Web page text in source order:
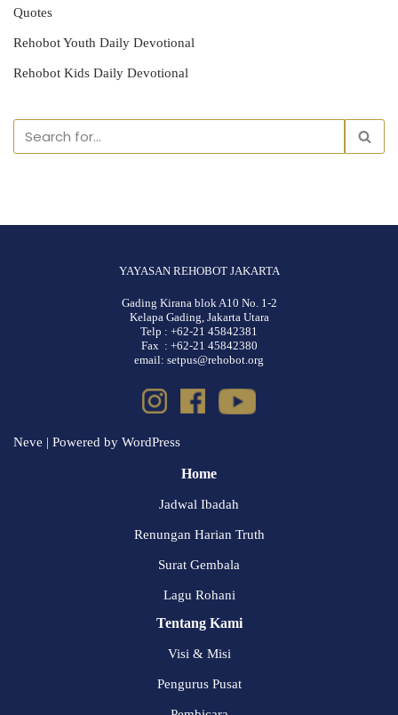
Quotes
Rehobot Youth Daily Devotional
Rehobot Kids Daily Devotional
YAYASAN REHOBOT JAKARTA
Gading Kirana blok A10 No. 1-2
Kelapa Gading, Jakarta Utara
Telp : +62-21 45842381
Fax : +62-21 45842380
email: setpus@rehobot.org
Neve | Powered by WordPress
Home
Jadwal Ibadah
Renungan Harian Truth
Surat Gembala
Lagu Rohani
Tentang Kami
Visi & Misi
Pengurus Pusat